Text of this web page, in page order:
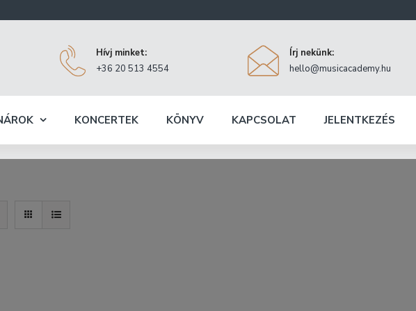
Hívj minket:
+36 20 513 4554
Írj nekünk:
hello@musicacademy.hu
KONCERTEK KÖNYV KAPCSOLAT JELENTKEZÉS